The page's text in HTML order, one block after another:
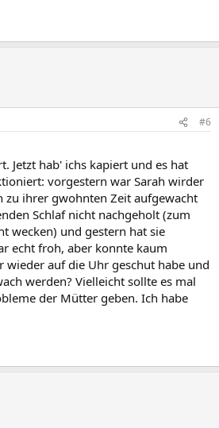
#6
Jetzt hab' ichs kapiert und es hat
vorgestern war Sarah wirder
zu ihrer gwohnten Zeit aufgewacht
Schlaf nicht nachgeholt (zum
wecken) und gestern hat sie
echt froh, aber konnte kaum
wieder auf die Uhr geschut habe und
werden? Vielleicht sollte es mal
der Mütter geben. Ich habe